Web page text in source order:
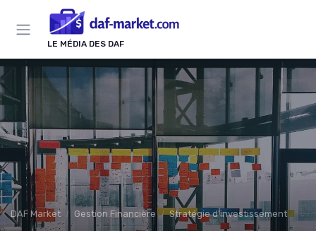
LE MÉDIA DES DAF
DAF Market Gestion Financière Stratégie d'investissement
Panneau de gestion des cookies